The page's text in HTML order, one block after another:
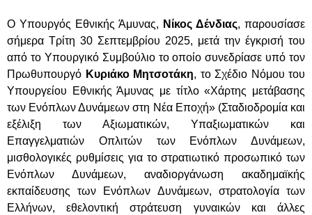
Ο Υπουργός Εθνικής Άμυνας, Νίκος Δένδιας, παρουσίασε
σήμερα Τρίτη 30 Σεπτεμβρίου 2025, μετά την έγκρισή του
από το Υπουργικό Συμβούλιο το οποίο συνεδρίασε υπό τον
Πρωθυπουργό Κυριάκο Μητσοτάκη, το Σχέδιο Νόμου του
Υπουργείου Εθνικής Άμυνας με τίτλο «Χάρτης μετάβασης
των Ενόπλων Δυνάμεων στη Νέα Εποχή» (Σταδιοδρομία και
εξέλιξη των Αξιωματικών, Υπαξιωματικών και
Επαγγελματιών Οπλιτών των Ενόπλων Δυνάμεων,
μισθολογικές ρυθμίσεις για το στρατιωτικό προσωπικό των
Ενόπλων Δυνάμεων, αναδιοργάνωση ακαδημαϊκής
εκπαίδευσης των Ενόπλων Δυνάμεων, στρατολογία των
Ελλήνων, εθελοντική στράτευση γυναικών και άλλες